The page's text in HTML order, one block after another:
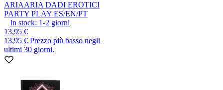
ARIAARIA DADI EROTICI
PARTY PLAY ES/EN/PT
In stock: 1-2 giorni
13,95 €
13,95 € Prezzo più basso negli
ultimi 30 giorni.